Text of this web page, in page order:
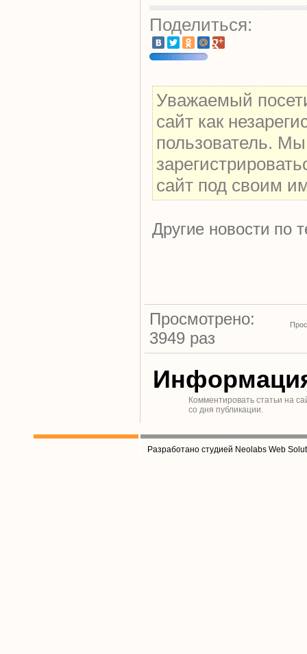
Поделиться:
Уважаемый
сайт как
пользователь.
сайт под своим
Другие новости по
Просмотрено:
3949 раз
Комментировать статьи на
со дня публикации.
Разработано студией Neolabs Web